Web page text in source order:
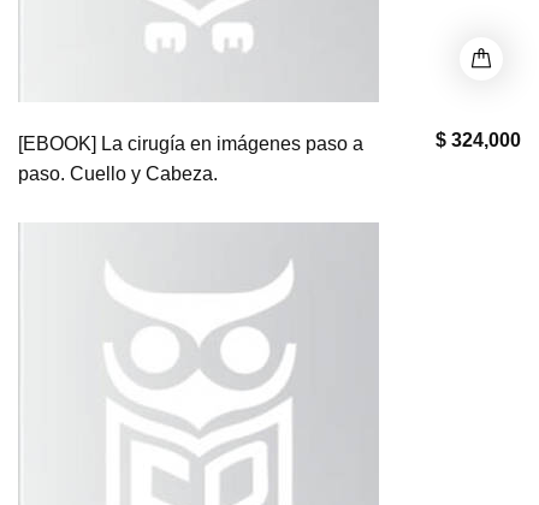
$ 324,000
[EBOOK] La cirugía en imágenes paso a
paso. Cuello y Cabeza.